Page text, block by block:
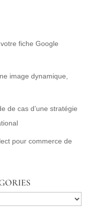
fiche Google
image dynamique,
de cas d’une stratégie
pour commerce de